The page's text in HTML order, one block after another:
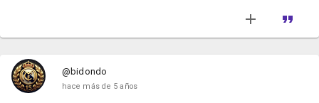
@bidondo
hace más de 5 años